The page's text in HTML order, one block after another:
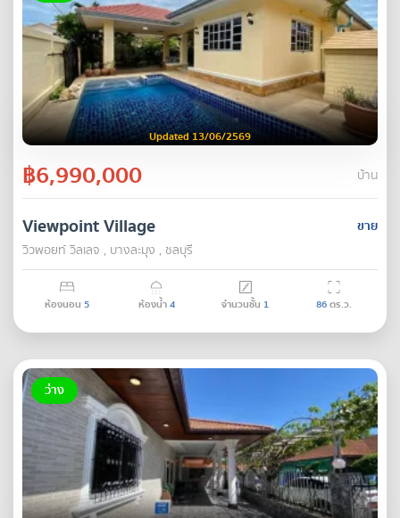
Updated 13/06/2569
฿6,990,000 บ้าน
ขาย
Viewpoint Village
วิวพอยท์ วิลเลจ , บางละมุง , ชลบุรี
ห้องนอน 5 ห้องน้ำ4 จำนวนชั้น 1 86ตร.ว.
ว่าง